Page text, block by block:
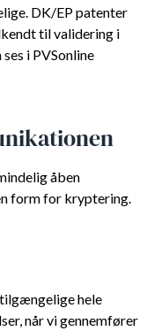
DK/EP patenter
til validering i
i PVSonline
åben
form for kryptering.
hele
når vi gennemfører